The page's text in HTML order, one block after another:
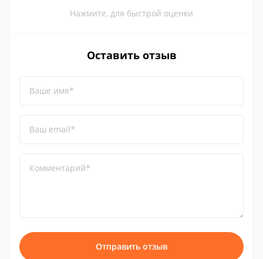
Нажмите, для быстрой оценки
Оставить отзыв
Ваше имя*
Ваш email*
Комментарий*
Отправить отзыв